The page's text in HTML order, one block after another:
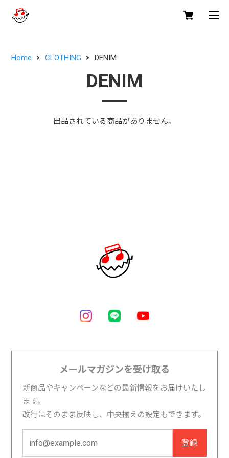
Home CLOTHING DENIM
DENIM
出品されている商品がありません。
メールマガジンを受け取る
新商品やキャンペーンなどの最新情報をお届けいたし
ます。
改行はそのまま反映し、中央揃えの設定もできます。
登録